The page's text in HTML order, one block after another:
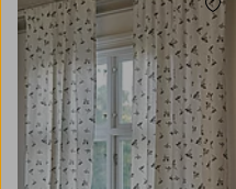
220250300